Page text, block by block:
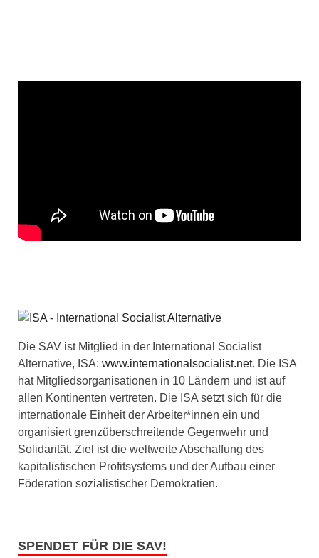
Die SAV ist Mitglied in der International Socialist
Alternative, ISA: www.internationalsocialist.net. Die ISA
hat Mitgliedsorganisationen in 10 Ländern und ist auf
allen Kontinenten vertreten. Die ISA setzt sich für die
internationale Einheit der Arbeiter*innen ein und
organisiert grenzüberschreitende Gegenwehr und
Solidarität. Ziel ist die weltweite Abschaffung des
kapitalistischen Profitsystems und der Aufbau einer
Föderation sozialistischer Demokratien.
SPENDET FÜR DIE SAV!